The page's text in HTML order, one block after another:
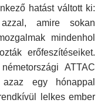
hatást váltott ki:
amire sokan
mindenhol
erőfeszítéseiket.
ATTAC
egy hónappal
lelkes ember